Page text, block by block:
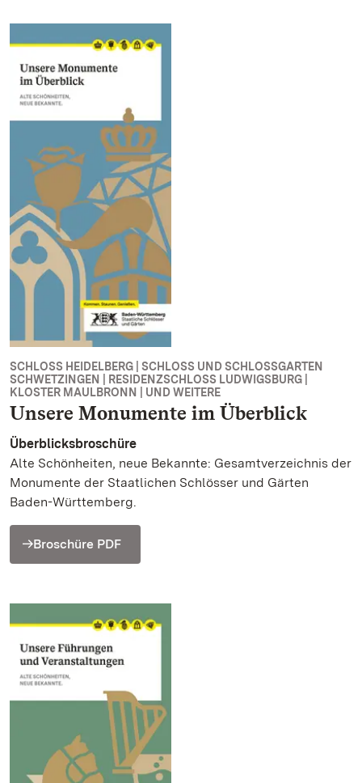
SCHLOSS HEIDELBERG | SCHLOSS UND SCHLOSSGARTEN
SCHWETZINGEN | RESIDENZSCHLOSS LUDWIGSBURG |
KLOSTER MAULBRONN | UND WEITERE
Unsere Monumente im Überblick
Überblicksbroschüre
Alte Schönheiten, neue Bekannte: Gesamtverzeichnis der
Monumente der Staatlichen Schlösser und Gärten
Baden-Württemberg.
Broschüre PDF